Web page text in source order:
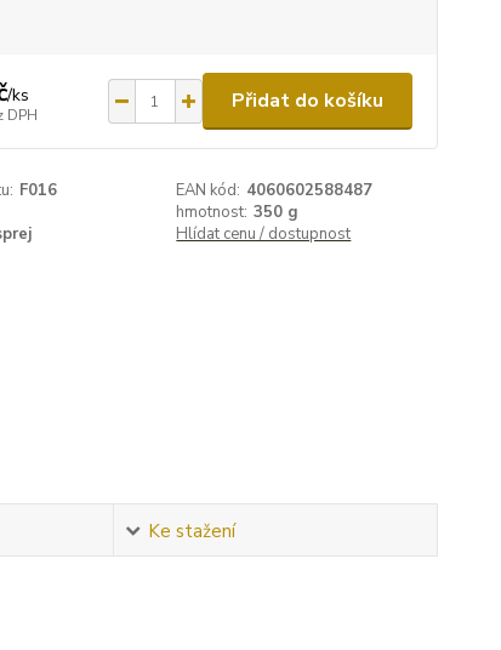
/ks
DPH
Přidat do košíku
F016 EAN kód: 4060602588487
hmotnost: 350 g
Hlídat cenu / dostupnost
Ke stažení